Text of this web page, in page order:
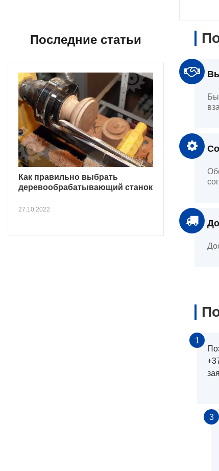
Последние статьи
Как правильно выбрать
деревообрабатывающий станок
27.10.2022
1
3